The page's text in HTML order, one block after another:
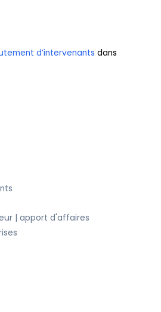
d’intervenants dans
| apport d'affaires